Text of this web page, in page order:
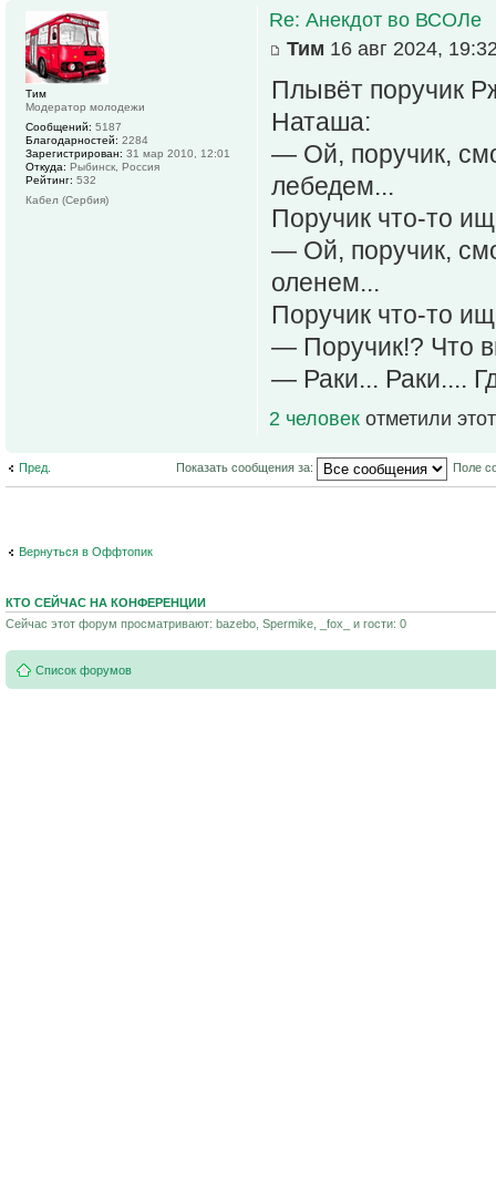
Re: Анекдот во ВСОЛе
Тим 16 авг 2024,
Плывёт поручик
Hаташа:
— Ой, поручик,
лебедем...
Поручик что-то
— Ой, поручик,
оленем...
Поручик что-то
— Поручик!? Что
— Раки... Раки....
2 человек отметили
Тим
Модератор молодежи
Сообщений: 5187
Благодарностей: 2284
Зарегистрирован: 31 мар 2010, 12:01
Откуда: Рыбинск, Россия
Рейтинг: 532
Кабел (Сербия)
Пред. Показать сообщения за: Поле
Вернуться в Оффтопик
КТО СЕЙЧАС НА КОНФЕРЕНЦИИ
Сейчас этот форум просматривают: bazebo, Spermike, _fox_ и гости: 0
Список форумов